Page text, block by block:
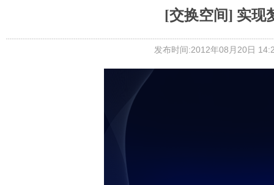
[交换空间] 实现
发布时间:2012年08月20日